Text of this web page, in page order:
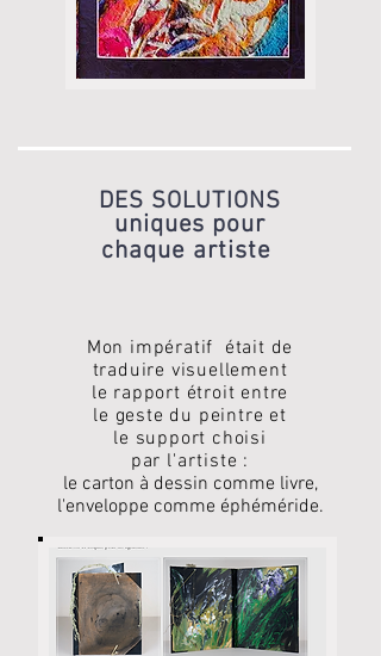
DES SOLUTIONS
uniques pour
chaque artiste
Mon impératif était de
traduire visuellement
le rapport étroit entre
le geste du peintre et
le support choisi
par l'artiste :
le carton à dessin comme livre,
l'enveloppe comme éphéméride.